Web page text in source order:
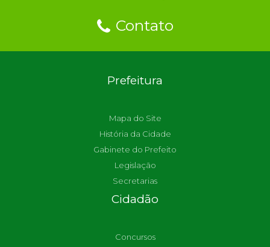
Contato
Prefeitura
Mapa do Site
História da Cidade
Gabinete do Prefeito
Legislação
Secretarias
Cidadão
Concursos